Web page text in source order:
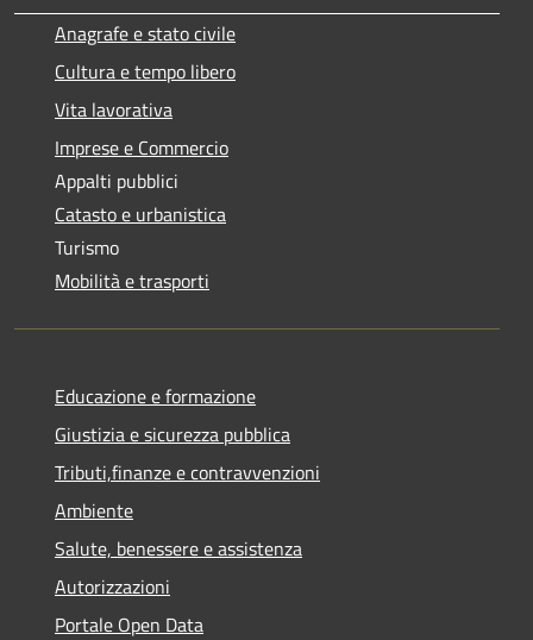
Anagrafe e stato civile
Cultura e tempo libero
Vita lavorativa
Imprese e Commercio
Appalti pubblici
Catasto e urbanistica
Turismo
Mobilità e trasporti
Educazione e formazione
Giustizia e sicurezza pubblica
Tributi,finanze e contravvenzioni
Ambiente
Salute, benessere e assistenza
Autorizzazioni
Portale Open Data